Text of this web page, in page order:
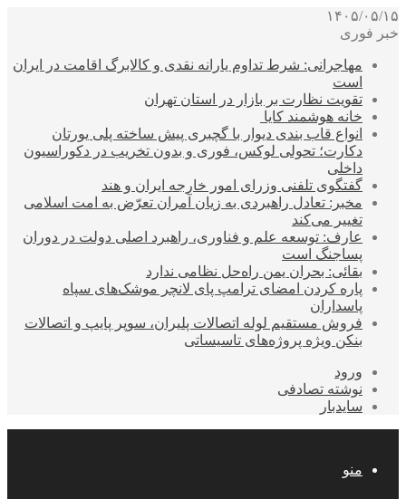
۱۴۰۵/۰۵/۱۵
خبر فوری
مهاجرانی: شرط تداوم یارانه نقدی و کالابرگ اقامت در ایران
است
تقویت نظارت بر بازار در استان تهران
خانه هوشمند کایا
انواع قاب بندی دیوار با گچبری پیش ساخته پلی یورتان
دکارت؛ تحولی لوکس، فوری و بدون تخریب در دکوراسیون
داخلی
گفتگوی تلفنی وزرای امور خارجه ایران و هند
مخبر: تعادل راهبردی به زیان آمران تعرّض به امت اسلامی
تغییر می‌کند
عارف: توسعه علم و فناوری، راهبرد اصلی دولت در دوران
پساجنگ است
بقائی: بحران یمن راه‌حل نظامی ندارد
پاره کردن امضای ترامپ پای لانچر موشک‌های سپاه
پاسداران
فروش مستقیم لوله اتصالات پلیران، سوپر پایپ و اتصالات
بنکن ویژه پروژه‌های تاسیساتی
ورود
نوشته تصادفی
سایدبار
منو